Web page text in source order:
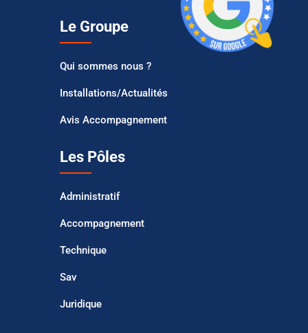
Le Groupe
Qui sommes nous ?
Installations/Actualités
Avis Accompagnement
Les Pôles
Administratif
Accompagnement
Technique
Sav
Juridique